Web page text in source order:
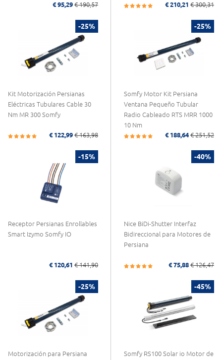
€ 95,29 € 190,57 € 210,21 € 300,31
-25%
Kit Motorización Persianas
Eléctricas Tubulares Cable 30
Nm MR 300 Somfy
€ 122,99 € 163,98
-25%
Somfy Motor Kit Persiana
Ventana Pequeño Tubular
Radio Cableado RTS MRR 1000
10 Nm
€ 188,64 € 251,52
-15%
Receptor Persianas Enrollables
Smart Izymo Somfy IO
€ 120,61 € 141,90
-40%
Nice BiDi-Shutter Interfaz
Bidireccional para Motores de
Persiana
€ 75,88 € 126,47
-25%
Motorización para Persiana
-45%
Somfy RS100 Solar io Motor de